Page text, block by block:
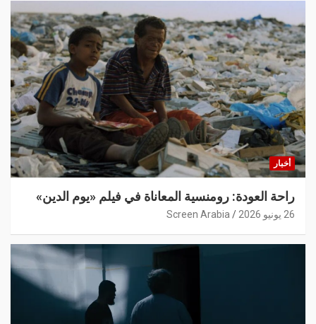
أخبار
راحة العودة: رومنسية المعاناة في فيلم «يوم الدين»
26 يونيو 2026 Screen Arabia